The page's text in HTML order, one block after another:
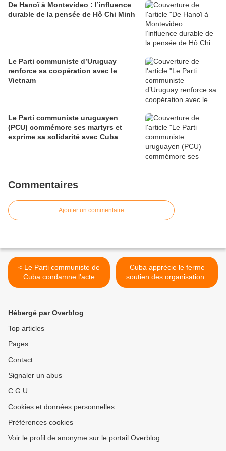
De Hanoï à Montevideo : l’influence
durable de la pensée de Hô Chi Minh
Le Parti communiste d’Uruguay
renforce sa coopération avec le
Vietnam
Le Parti communiste uruguayen
(PCU) commémore ses martyrs et
exprime sa solidarité avec Cuba
Commentaires
Ajouter un commentaire
< Le Parti communiste de
Cuba condamne l'acte
terroriste en Russie
Cuba apprécie le ferme
soutien des organisations
d'amitié vietnamiennes >
Hébergé par Overblog
Top articles
Pages
Contact
Signaler un abus
C.G.U.
Cookies et données personnelles
Préférences cookies
Voir le profil de anonyme sur le portail Overblog